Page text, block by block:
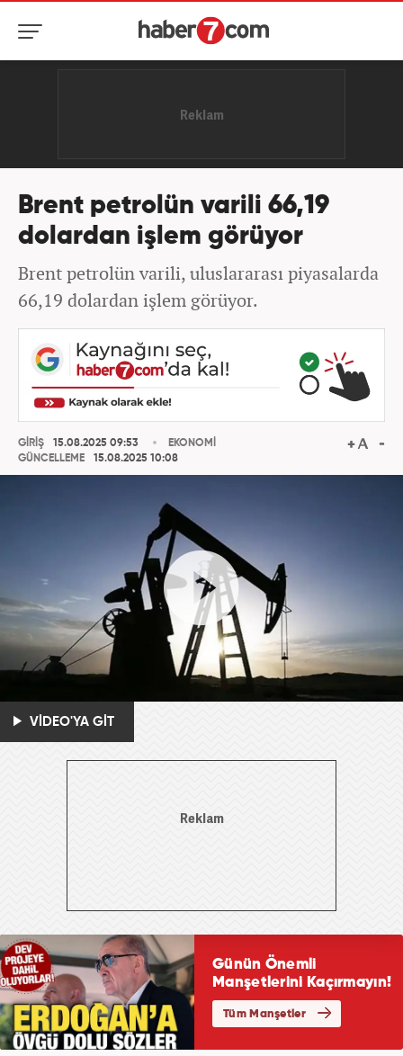
Brent petrolün varili 66,19
dolardan işlem görüyor
Brent petrolün varili, uluslararası piyasalarda
66,19 dolardan işlem görüyor.
GİRİŞ
15.08.2025 09:53
GÜNCELLEME
15.08.2025 10:08
EKONOMİ
VİDEO'YA GİT